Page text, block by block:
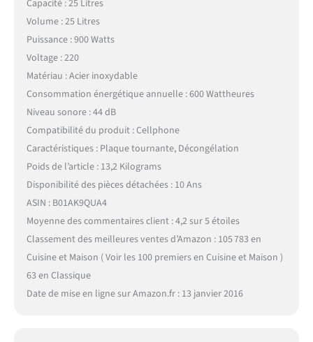
Capacité : 25 Litres
Volume : 25 Litres
Puissance : 900 Watts
Voltage : 220
Matériau : Acier inoxydable
Consommation énergétique annuelle : 600 Wattheures
Niveau sonore : 44 dB
Compatibilité du produit : Cellphone
Caractéristiques : Plaque tournante, Décongélation
Poids de l’article : 13,2 Kilograms
Disponibilité des pièces détachées : 10 Ans
ASIN : B01AK9QUA4
Moyenne des commentaires client : 4,2 sur 5 étoiles
Classement des meilleures ventes d’Amazon : 105 783 en
Cuisine et Maison ( Voir les 100 premiers en Cuisine et Maison )
63 en Classique
Date de mise en ligne sur Amazon.fr : 13 janvier 2016